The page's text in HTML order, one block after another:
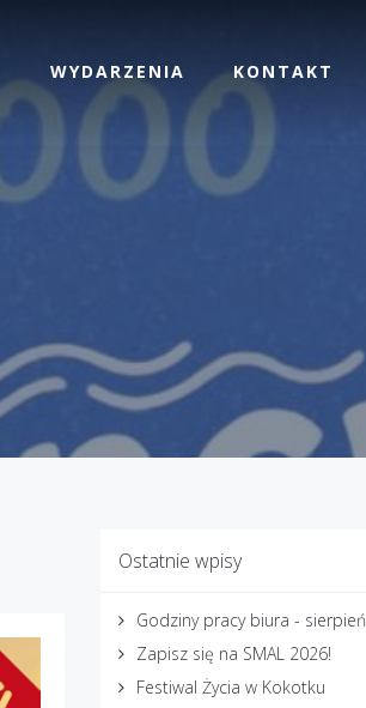
WYDARZENIA KONTAKT
Ostatnie wpisy
Godziny pracy biura - sierpień
Zapisz się na SMAL 2026!
Festiwal Życia w Kokotku